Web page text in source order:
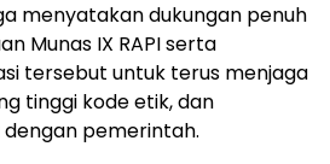
menyatakan dukungan penuh
Munas IX RAPI serta
tersebut untuk terus menjaga
tinggi kode etik, dan
pemerintah.